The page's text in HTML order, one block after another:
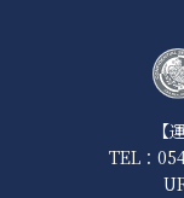
【
TEL：